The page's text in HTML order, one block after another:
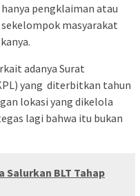
pengklaiman atau
masyarakat
adanya Surat
yang diterbitkan tahun
lokasi yang dikelola
lagi bahwa itu bukan
Salurkan BLT Tahap